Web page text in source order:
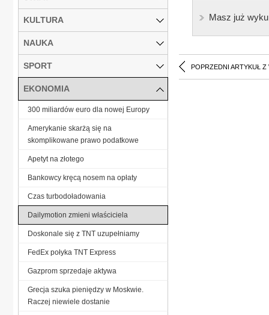
Masz już
POPRZEDNI ARTYKUŁ Z
KULTURA
NAUKA
SPORT
EKONOMIA
300 miliardów euro dla nowej Europy
Amerykanie skarżą się na
skomplikowane prawo podatkowe
Ape­tyt na zło­te­go
Bankowcy kręcą nosem na opłaty
Czas turbodoładowania
Dailymotion zmieni właściciela
Doskonale się z TNT uzupełniamy
FedEx połyka TNT Express
Gazprom sprzedaje aktywa
Grecja szuka pieniędzy w Moskwie.
Raczej niewiele dostanie